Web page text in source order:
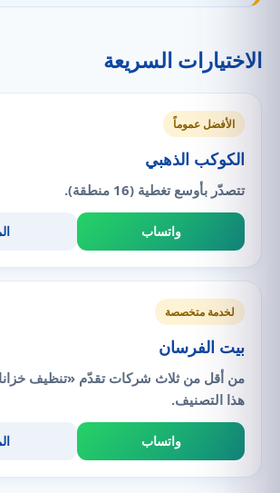
الاختيارات السريعة
الأفضل عموماً
الكوكب الذهبي
تتصدّر بأوسع تغطية (16 منطقة).
واتساب
لخدمة متخصصة
بيت الفرسان
من أقل من ثلاث شركات تقدّم «تنظيف
هذا التصنيف.
واتساب